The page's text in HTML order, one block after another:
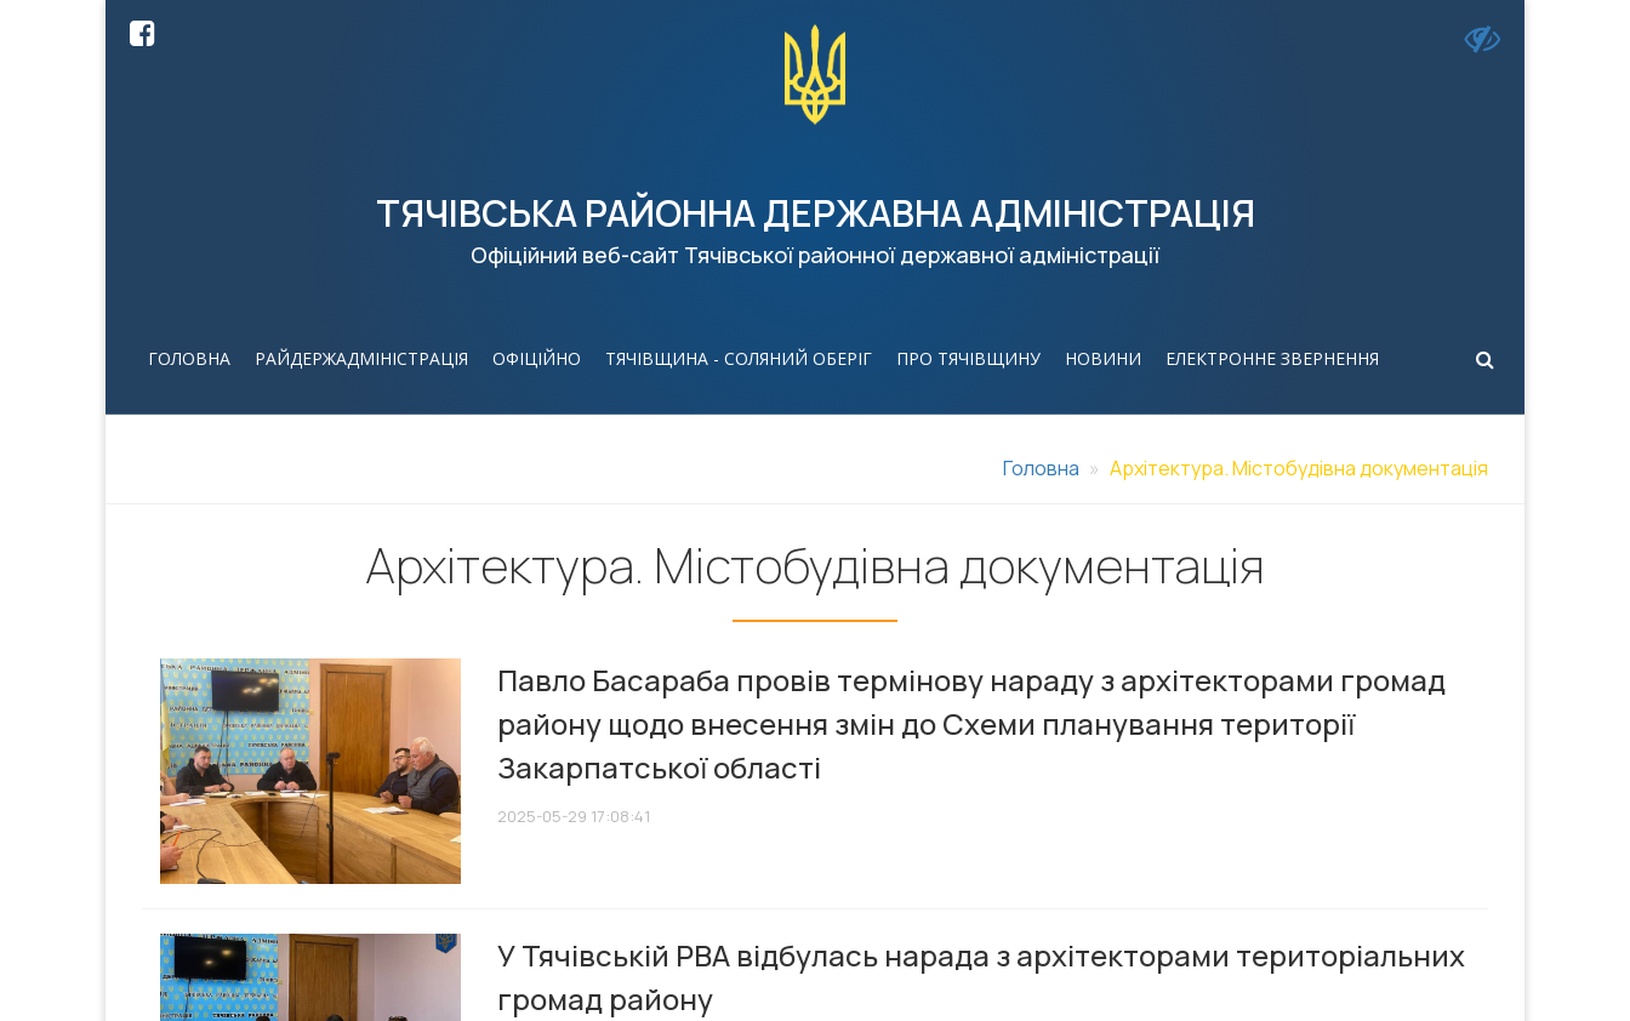
ТЯЧІВСЬКА РАЙОННА ДЕРЖАВНА АДМІНІСТРАЦІЯ
Офіційний веб-сайт Тячівської районної державної адміністрації
ГОЛОВНА РАЙДЕРЖАДМІНІСТРАЦІЯ ОФІЦІЙНО ТЯЧІВЩИНА - СОЛЯНИЙ ОБЕРІГ ПРО ТЯЧІВЩИНУ НОВИНИ ЕЛЕКТРОННЕ ЗВЕРНЕННЯ
Головна Архітектура. Містобудівна документація
Архітектура. Містобудівна документація
Павло Басараба провів термінову нараду з архітекторами громад
району щодо внесення змін до Схеми планування території
Закарпатської області
2025-05-29 17:08:41
У Тячівській РВА відбулась нарада з архітекторами територіальних
громад району